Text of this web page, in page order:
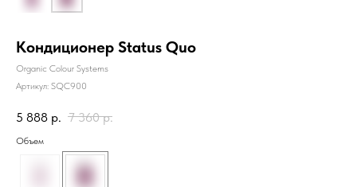
Кондиционер Status Quo
Organic Colour Systems
Артикул: SQC900
5 888 р. 7 360 р.
Объем